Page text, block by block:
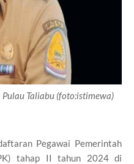
Taliabu (foto:istimewa)
Pegawai Pemerintah
tahap II tahun 2024 di